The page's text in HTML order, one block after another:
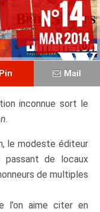
Pin Mail
inconnue sort le
.
le modeste éditeur
passant de locaux
de multiples
l’on aime citer en